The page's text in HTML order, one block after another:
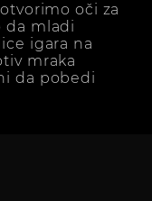
oči za
da mladi
igara na
mraka
da pobedi